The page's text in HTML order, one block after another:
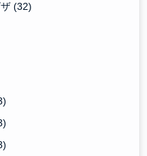
ザ(32)